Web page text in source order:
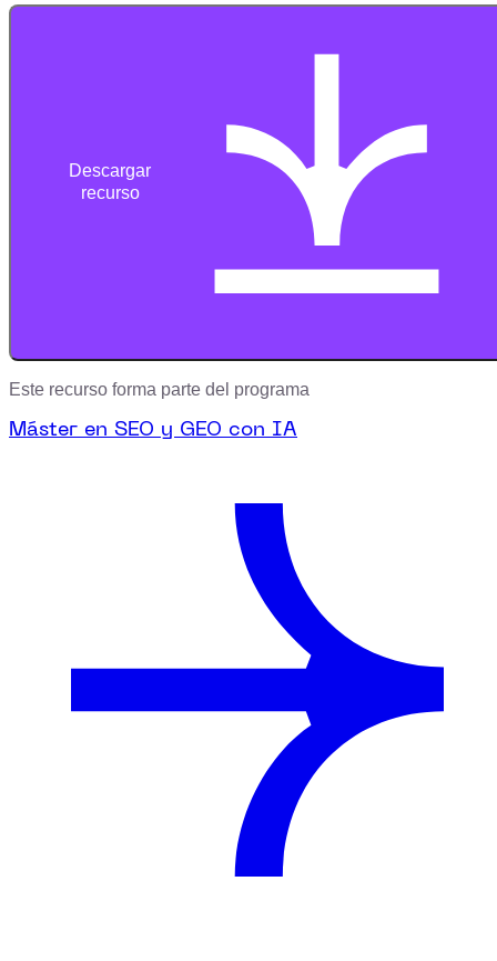
Descargar
recurso
Este recurso forma parte del programa
Máster en SEO y GEO con IA